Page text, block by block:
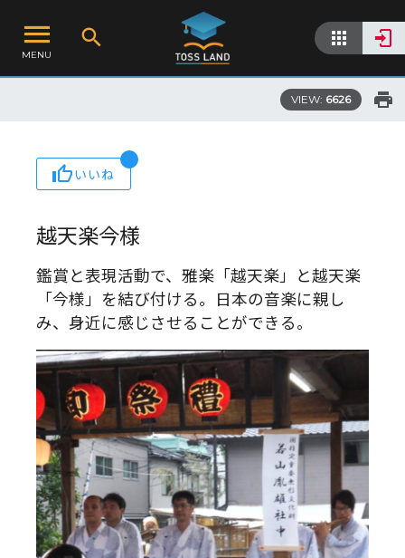
MENU
VIEW: 6626
いいね
越天楽今様
鑑賞と表現活動で、雅楽「越天楽」と越天楽
「今様」を結び付ける。日本の音楽に親し
み、身近に感じさせることができる。